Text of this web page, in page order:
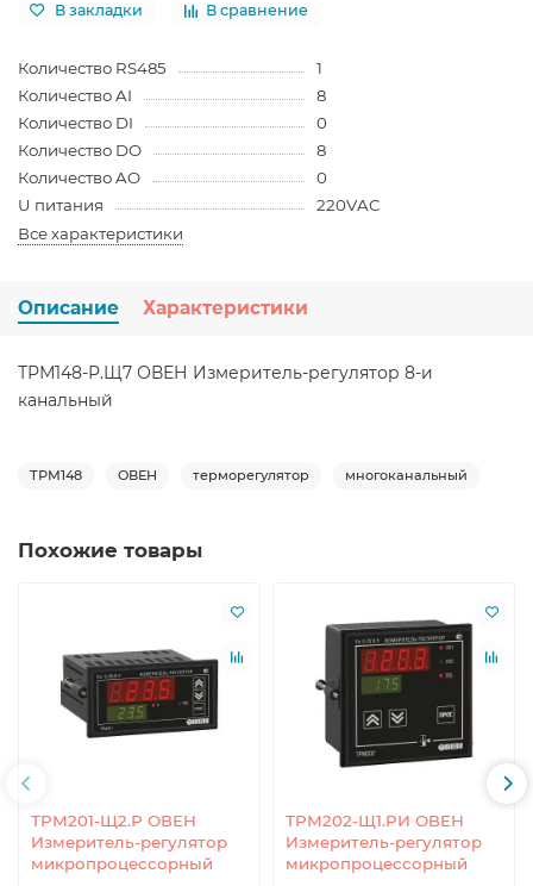
В закладки В сравнение
Количество RS485
1
Количество AI
8
Количество DI
0
Количество DO
8
Количество AO
0
U питания
220VAC
Все характеристики
Описание Характеристики
ТРМ148-Р.Щ7 ОВЕН Измеритель-регулятор 8-и
канальный
ТРМ148 ОВЕН терморегулятор многоканальный
Похожие товары
ТРМ201-Щ2.Р ОВЕН
Измеритель-регулятор
микропроцессорный
ТРМ202-Щ1.РИ ОВЕН
Измеритель-регулятор
микропроцессорный